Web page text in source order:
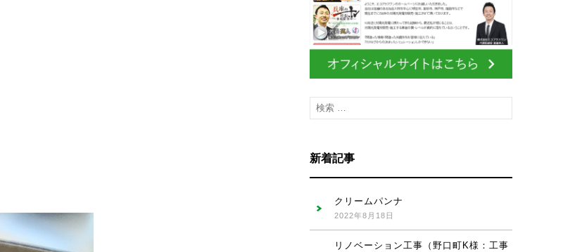
検
索
新着記事
クリームパンナ
2022年8月18日
リノベーション工事（野口町K様：工事